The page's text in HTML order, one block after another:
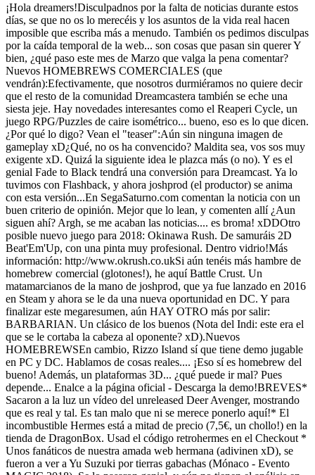
¡Hola dreamers!Disculpadnos por la falta de noticias durante estos
días, se que no os lo merecéis y los asuntos de la vida real hacen
imposible que escriba más a menudo. También os pedimos disculpas
por la caída temporal de la web... son cosas que pasan sin querer Y
bien, ¿qué paso este mes de Marzo que valga la pena comentar?
Nuevos HOMEBREWS COMERCIALES (que
vendrán):Efectivamente, que nosotros durmiéramos no quiere decir
que el resto de la comunidad Dreamcastera también se eche una
siesta jeje. Hay novedades interesantes como el Reaperi Cycle, un
juego RPG/Puzzles de caire isométrico... bueno, eso es lo que dicen.
¿Por qué lo digo? Vean el "teaser":Aún sin ninguna imagen de
gameplay xD¿Qué, no os ha convencido? Maldita sea, vos sos muy
exigente xD. Quizá la siguiente idea le plazca más (o no). Y es el
genial Fade to Black tendrá una conversión para Dreamcast. Ya lo
tuvimos con Flashback, y ahora joshprod (el productor) se anima
con esta versión...En SegaSaturno.com comentan la noticia con un
buen criterio de opinión. Mejor que lo lean, y comenten allí ¿Aun
siguen ahí? Argh, se me acaban las noticias.... es broma! xDDOtro
posible nuevo juego para 2018: Okinawa Rush. De samuráis 2D
Beat'Em'Up, con una pinta muy profesional. Dentro vidrio!Más
información: http://www.okrush.co.ukSi aún tenéis más hambre de
homebrew comercial (glotones!), he aquí Battle Crust. Un
matamarcianos de la mano de joshprod, que ya fue lanzado en 2016
en Steam y ahora se le da una nueva oportunidad en DC. Y para
finalizar este megaresumen, aún HAY OTRO más por salir:
BARBARIAN. Un clásico de los buenos (Nota del Indi: este era el
que se le cortaba la cabeza al oponente? xD).Nuevos
HOMEBREWSEn cambio, Rizzo Island sí que tiene demo jugable
en PC y DC. Hablamos de cosas reales.... ¡Eso sí es homebrew del
bueno! Además, un plataformas 3D... ¿qué puede ir mal? Pues
depende... Enalce a la página oficial - Descarga la demo!BREVES*
Sacaron a la luz un vídeo del unreleased Deer Avenger, mostrando
que es real y tal. Es tan malo que ni se merece ponerlo aquí!* El
incombustible Hermes está a mitad de precio (7,5€, un chollo!) en la
tienda de DragonBox. Usad el código retrohermes en el Checkout *
Unos fanáticos de nuestra amada web hermana (adivinen xD), se
fueron a ver a Yu Suzuki por tierras gabachas (Mónaco - Evento